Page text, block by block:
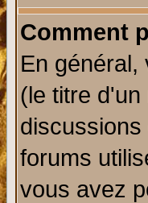
Comment
En général,
(le titre
forums
vous avez